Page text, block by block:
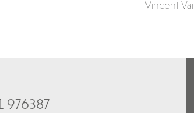
Vincent
976387